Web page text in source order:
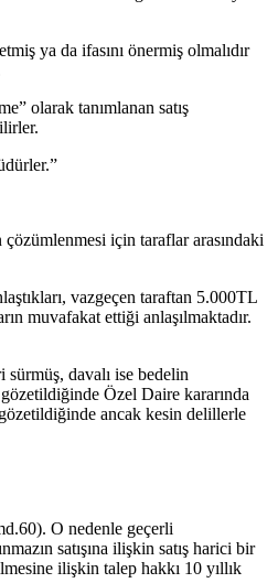
ya da ifasını önermiş olmalıdır
olarak tanımlanan satış
için taraflar arasındaki
vazgeçen taraftan 5.000TL
muvafakat ettiği anlaşılmaktadır.
davalı ise bedelin
Özel Daire kararında
ancak kesin delillerle
O nedenle geçerli
satışına ilişkin satış harici bir
ilişkin talep hakkı 10 yıllık